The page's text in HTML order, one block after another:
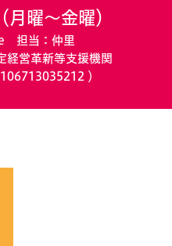
曜～金曜）
担当：仲里
営革新等支援機関
106713035212 ）